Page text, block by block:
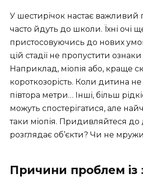
У шестирічок настає важливий
часто йдуть до школи. Їхні очі
пристосовуючись до нових
цій стадії не пропустити
Наприклад, міопія або, краще
короткозорість. Коли дитина не
півтора метри… Інші, більш
можуть спостерігатися, але
таки міопія. Придивляйтеся
розглядає об’єкти? Чи не
Причини проблем із